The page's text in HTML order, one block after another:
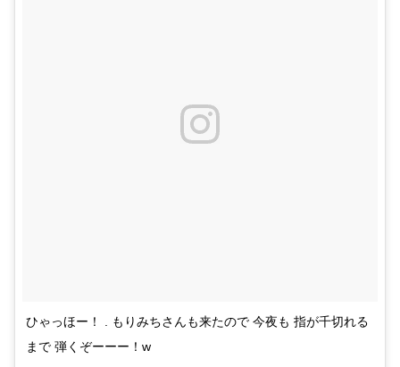
ひゃっほー！ . もりみちさんも来たので 今夜も 指が千切れる
まで 弾くぞーーー！w